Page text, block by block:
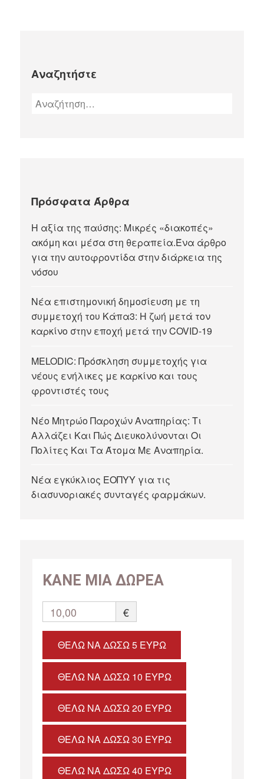
Αναζητήστε
Πρόσφατα Άρθρα
Η αξία της παύσης: Μικρές «διακοπές»
ακόμη και μέσα στη θεραπεία.Ένα άρθρο
για την αυτοφροντίδα στην διάρκεια της
νόσου
Νέα επιστημονική δημοσίευση με τη
συμμετοχή του Κάπα3: Η ζωή μετά τον
καρκίνο στην εποχή μετά την COVID-19
MELODIC: Πρόσκληση συμμετοχής για
νέους ενήλικες με καρκίνο και τους
φροντιστές τους
Νέο Μητρώο Παροχών Αναπηρίας: Τι
Αλλάζει Και Πώς Διευκολύνονται Οι
Πολίτες Και Τα Άτομα Με Αναπηρία.
Νέα εγκύκλιος ΕΟΠΥΥ για τις
διασυνοριακές συνταγές φαρμάκων.
ΚΑΝΕ ΜΙΑ ΔΩΡΕΑ
10,00 €
ΘΈΛΩ ΝΑ ΔΏΣΩ 5 ΕΥΡΏ
ΘΈΛΩ ΝΑ ΔΏΣΩ 10 ΕΥΡΏ
ΘΈΛΩ ΝΑ ΔΏΣΩ 20 ΕΥΡΏ
ΘΈΛΩ ΝΑ ΔΏΣΩ 30 ΕΥΡΏ
ΘΈΛΩ ΝΑ ΔΏΣΩ 40 ΕΥΡΏ